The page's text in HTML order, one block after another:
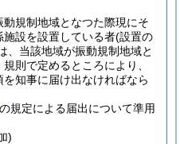
動規制地域となつた際現にそ
設を設置している者(設置の
、当該地域が振動規制地域と
則で定めるところにより、
を知事に届け出なければなら
の規定による届出について準用
)